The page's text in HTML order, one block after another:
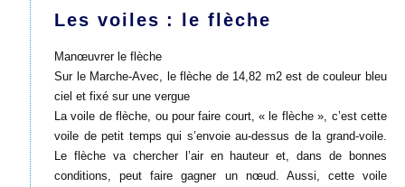
Les voiles : le flèche
Manœuvrer le flèche
Sur le Marche-Avec, le flèche de 14,82 m2 est de couleur bleu
ciel et fixé sur une vergue
La voile de flèche, ou pour faire court, « le flèche », c’est cette
voile de petit temps qui s’envoie au-dessus de la grand-voile.
Le flèche va chercher l’air en hauteur et, dans de bonnes
conditions, peut faire gagner un nœud. Aussi, cette voile